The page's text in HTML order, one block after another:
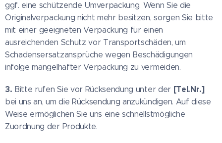
ggf. eine schützende Umverpackung. Wenn Sie die
Originalverpackung nicht mehr besitzen, sorgen Sie bitte
mit einer geeigneten Verpackung für einen
ausreichenden Schutz vor Transportschäden, um
Schadensersatzansprüche wegen Beschädigungen
infolge mangelhafter Verpackung zu vermeiden.
3. Bitte rufen Sie vor Rücksendung unter der [Tel.Nr.]
bei uns an, um die Rücksendung anzukündigen. Auf diese
Weise ermöglichen Sie uns eine schnellstmögliche
Zuordnung der Produkte.